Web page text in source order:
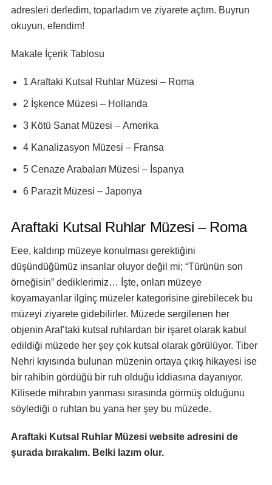
adresleri derledim, toparladım ve ziyarete açtım. Buyrun
okuyun, efendim!
Makale İçerik Tablosu
1 Araftaki Kutsal Ruhlar Müzesi – Roma
2 İşkence Müzesi – Hollanda
3 Kötü Sanat Müzesi – Amerika
4 Kanalizasyon Müzesi – Fransa
5 Cenaze Arabaları Müzesi – İspanya
6 Parazit Müzesi – Japonya
Araftaki Kutsal Ruhlar Müzesi – Roma
Eee, kaldırıp müzeye konulması gerektiğini
düşündüğümüz insanlar oluyor değil mi; “Türünün son
örneğisin” dediklerimiz… İşte, onları müzeye
koyamayanlar ilginç müzeler kategorisine girebilecek bu
müzeyi ziyarete gidebilirler. Müzede sergilenen her
objenin Araf’taki kutsal ruhlardan bir işaret olarak kabul
edildiği müzede her şey çok kutsal olarak görülüyor. Tiber
Nehri kıyısında bulunan müzenin ortaya çıkış hikayesi ise
bir rahibin gördüğü bir ruh olduğu iddiasına dayanıyor.
Kilisede mihrabın yanması sırasında görmüş olduğunu
söylediği o ruhtan bu yana her şey bu müzede.
Araftaki Kutsal Ruhlar Müzesi website adresini de
şurada bırakalım. Belki lazım olur.